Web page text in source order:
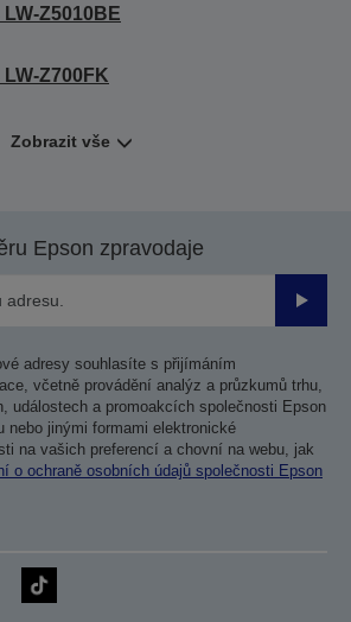
Z5010BE
Z700FK
Zobrazit vše
Epson zpravodaje
adresy souhlasíte s přijímáním
včetně provádění analýz a průzkumů trhu,
událostech a promoakcích společnosti Epson
nebo jinými formami elektronické
na vašich preferencí a chovní na webu, jak
o ochraně osobních údajů společnosti Epson